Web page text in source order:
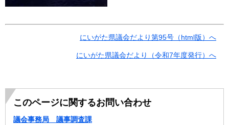
にいがた県議会だより第95号（html版）へ
にいがた県議会だより（令和7年度発行）へ
このページに関するお問い合わせ
議会事務局 議事調査課